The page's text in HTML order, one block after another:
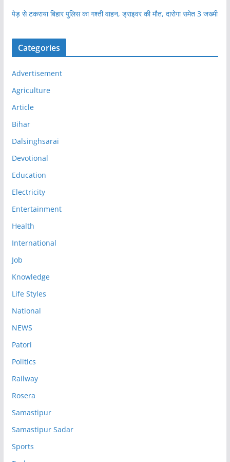
पेड़ से टकराया बिहार पुलिस का गश्ती वाहन, ड्राइवर की मौत, दारोगा समेत 3 जख्मी
Categories
Advertisement
Agriculture
Article
Bihar
Dalsinghsarai
Devotional
Education
Electricity
Entertainment
Health
International
Job
Knowledge
Life Styles
National
NEWS
Patori
Politics
Railway
Rosera
Samastipur
Samastipur Sadar
Sports